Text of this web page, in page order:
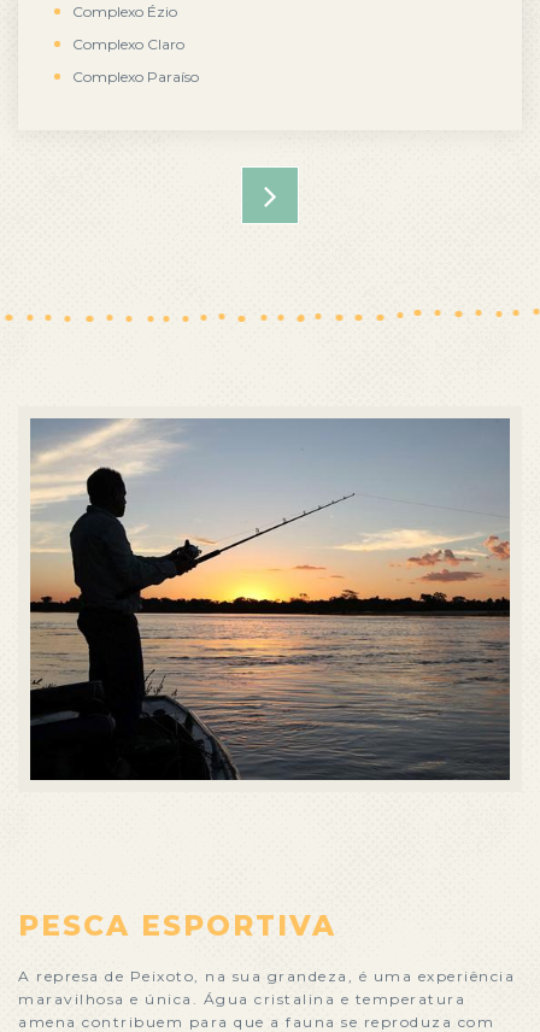
Complexo Ézio
Complexo Claro
Complexo Paraíso
PESCA ESPORTIVA
A represa de Peixoto, na sua grandeza, é uma experiência
maravilhosa e única. Água cristalina e temperatura
amena contribuem para que a fauna se reproduza com